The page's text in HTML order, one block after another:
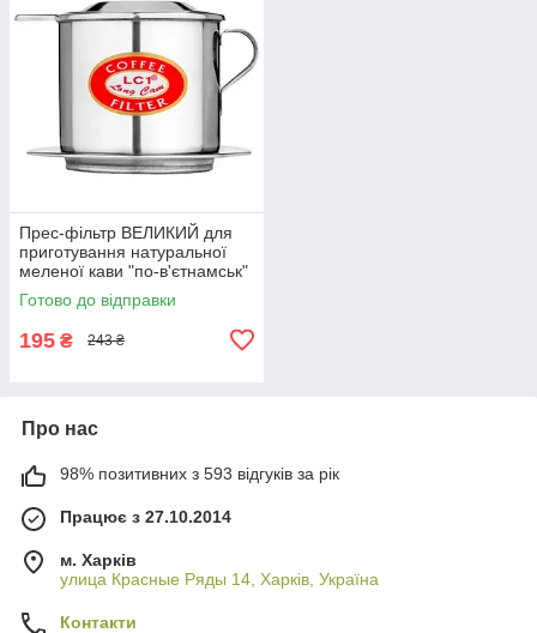
Прес-фільтр ВЕЛИКИЙ для
приготування натуральної
меленої кави "по-в'єтнамськ"
No8, 150 мл.
Готово до відправки
195 ₴ 243 ₴
Про нас
98% позитивних з 593 відгуків за рік
Працює з 27.10.2014
м. Харків
улица Красные Ряды 14, Харків, Україна
Контакти